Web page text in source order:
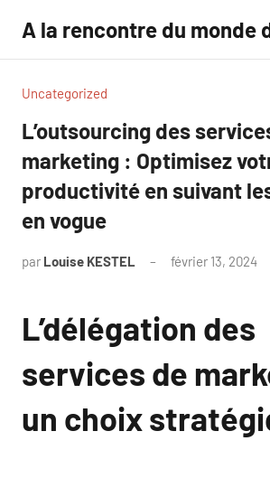
contenu
A la rencontre du monde
Uncategorized
L’outsourcing des
marketing : Optimisez
productivité en suivant
en vogue
par Louise KESTEL février 13, 2024
L’délégation des
services de
un choix